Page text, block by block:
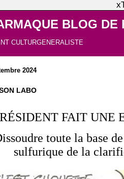
BLOG DE
CULTURGENERALISTE
2024
LABO
FAIT UNE
toute la base
sulfurique de la